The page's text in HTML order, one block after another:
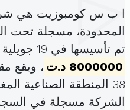
ا ب س كومبوزيت هي
المحدودة، مسجلة تحت
تم تأسيسها في 19 جويلية 2012 برأس مال قدره
8000000 د.ت
، ويقع
38 المنطقة الصناعية المغيرة فوشانة (
الشركة مسجلة في